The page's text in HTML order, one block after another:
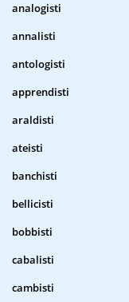
analogisti
annalisti
antologisti
apprendisti
araldisti
ateisti
banchisti
bellicisti
bobbisti
cabalisti
cambisti